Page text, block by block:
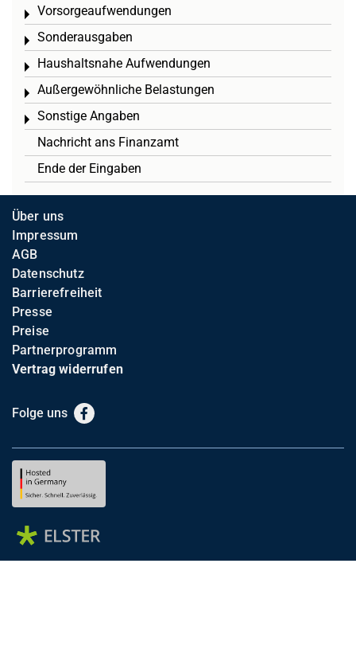
Vorsorgeaufwendungen
Toggle menu
Sonderausgaben
Toggle menu
Haushaltsnahe Aufwendungen
Toggle menu
Außergewöhnliche Belastungen
Toggle menu
Sonstige Angaben
Toggle menu
Nachricht ans Finanzamt
Ende der Eingaben
Über uns
Impressum
AGB
Datenschutz
Barrierefreiheit
Presse
Preise
Partnerprogramm
Vertrag widerrufen
Folge uns Facebook